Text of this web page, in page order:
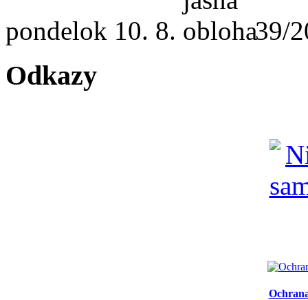
pondelok 10. 8. 39/
Odkazy